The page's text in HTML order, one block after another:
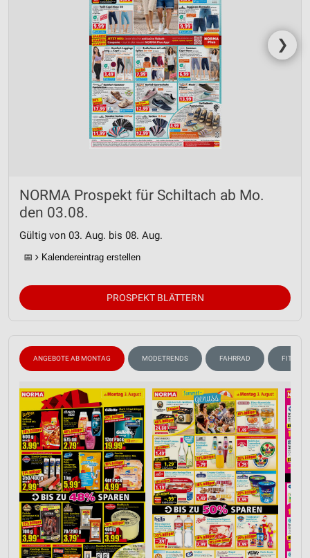
❯
NORMA Prospekt für Schiltach ab Mo.
den 03.08.
Gültig von 03. Aug. bis 08. Aug.
📅 Kalendereintrag erstellen
PROSPEKT BLÄTTERN
ANGEBOTE AB MONTAG MODETRENDS FAHRRAD FITNESS